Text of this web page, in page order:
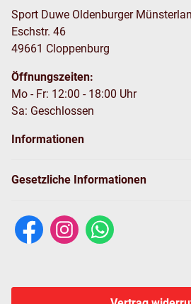
Sport Duwe Oldenburger
Eschstr. 46
49661 Cloppenburg
Öffnungszeiten:
Mo - Fr: 12:00 - 18:00 Uhr
Sa: Geschlossen
Informationen
Gesetzliche Informationen